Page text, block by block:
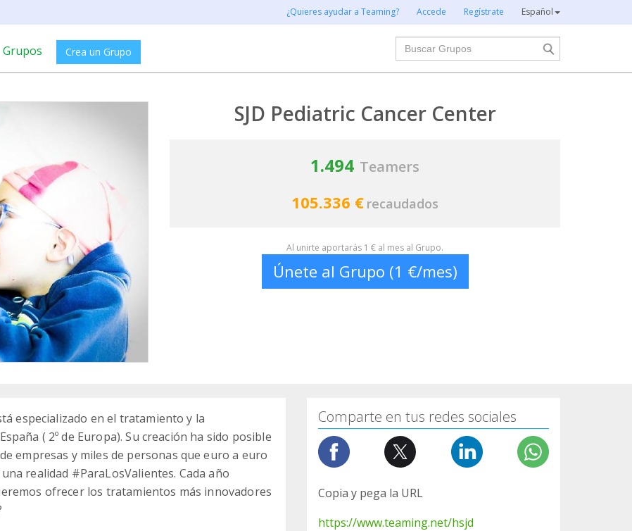
¿Quieres ayudar a Teaming? Accede Regístrate Español
Grupos Crea un Grupo
Buscar
SJD Pediatric Cancer Center
1.494 Teamers
105.336 € recaudados
Al unirte aportarás 1 € al mes al Grupo.
Únete al Grupo (1 €/mes)
especializado en el tratamiento y la
( 2º de Europa). Su creación ha sido posible
empresas y miles de personas que euro a euro
realidad #ParaLosValientes. Cada año
ofrecer los tratamientos más innovadores
Comparte en tus redes sociales
Copia y pega la URL
https://www.teaming.net/hsjd